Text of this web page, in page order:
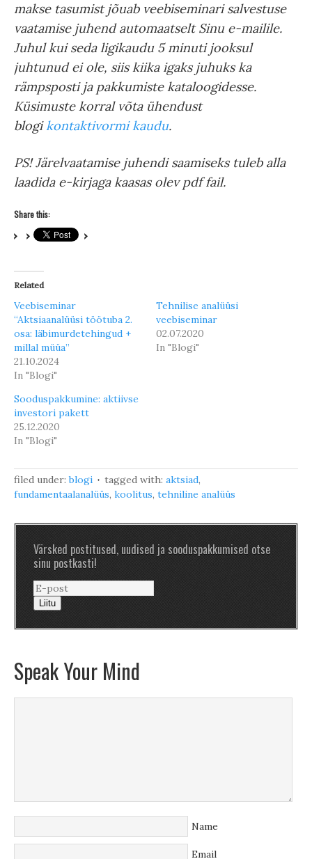
makse tasumist jõuab veebiseminari salvestuse
vaatamise juhend automaatselt Sinu e-mailile.
Juhul kui seda ligikaudu 5 minuti jooksul
juhtunud ei ole, siis kiika igaks juhuks ka
rämpsposti ja pakkumiste kataloogidesse.
Küsimuste korral võta ühendust
blogikontaktivormi kaudu.
PS! Järelvaatamise juhendi saamiseks tuleb alla
laadida e-kirjaga kaasas olev pdf fail.
Share this:
Related
Veebiseminar
“Aktsiaanalüüsi töötuba 2.
osa: läbimurdetehingud +
millal müüa”
21.10.2024
In "Blogi"
Tehnilise analüüsi
veebiseminar
02.07.2020
In "Blogi"
Sooduspakkumine: aktiivse
investori pakett
25.12.2020
In "Blogi"
filed under:blogi tagged with: aktsiad,
fundamentaalanalüüs, koolitus, tehniline analüüs
Värsked postitused, uudised ja sooduspakkumised otse
sinu postkasti!
Liitu
Speak Your Mind
Name
Email